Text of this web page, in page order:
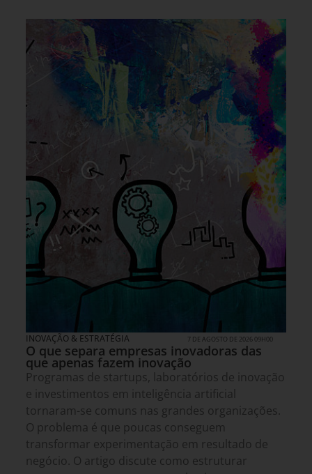
INOVAÇÃO & ESTRATÉGIA 7 DE AGOSTO DE 2026 09H00
O que separa empresas inovadoras das
que apenas fazem inovação
Programas de startups, laboratórios de inovação
e investimentos em inteligência artificial
tornaram-se comuns nas grandes organizações.
O problema é que poucas conseguem
transformar experimentação em resultado de
negócio. O artigo discute como estruturar